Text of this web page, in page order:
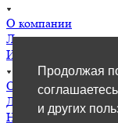
Продолжая
и других
О компании
Лицензии
Информация
О компании
Доставка
Новости